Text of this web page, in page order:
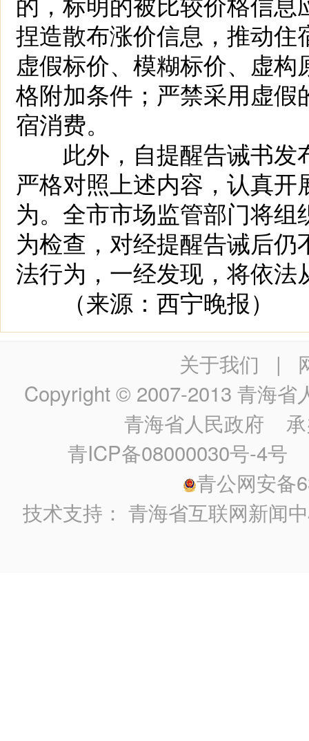
捏造散布涨价信息，推动
虚假标价、模糊标价、虚
格附加条件；严禁采用虚
宿消费。
此外，自提醒告诫书发
严格对照上述内容，认真
为。全市市场监管部门将
为检查，对经提醒告诫后
法行为，一经发现，将依法
（来源：西宁晚报）
关于我们 |
Copyright © 2007-2013 青海省
青海省人民政府 承
青ICP备08000030号-4号
青公网安备
技术支持：青海省互联网新闻